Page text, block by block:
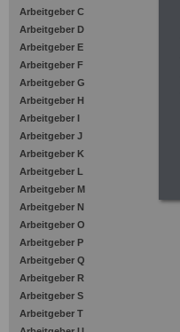
Arbeitgeber C
Arbeitgeber D
Arbeitgeber E
Arbeitgeber F
Arbeitgeber G
Arbeitgeber H
Arbeitgeber I
Arbeitgeber J
Arbeitgeber K
Arbeitgeber L
Arbeitgeber M
Arbeitgeber N
Arbeitgeber O
Arbeitgeber P
Arbeitgeber Q
Arbeitgeber R
Arbeitgeber S
Arbeitgeber T